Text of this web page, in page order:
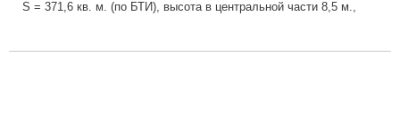
S = 371,6 кв. м. (по БТИ), высота в центральной части 8,5 м.,